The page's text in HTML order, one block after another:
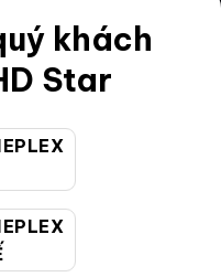
khách
Star
nhân của người tiêu